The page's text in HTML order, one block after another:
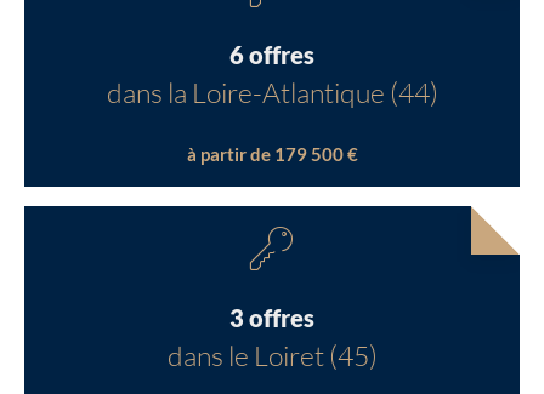
6 offres
dans la Loire-Atlantique (44)
à partir de 179 500 €
3 offres
dans le Loiret (45)